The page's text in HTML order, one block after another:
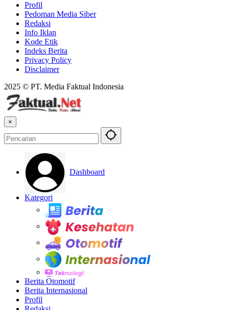
Profil
Pedoman Media Siber
Redaksi
Info Iklan
Kode Etik
Indeks Berita
Privacy Policy
Disclaimer
2025 © PT. Media Faktual Indonesia
×
Dashboard
Kategori
Berita Otomotif
Berita Internasional
Profil